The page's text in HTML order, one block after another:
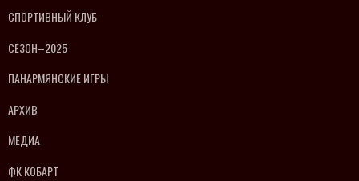
СПОРТИВНЫЙ КЛУБ
СЕЗОН–2025
ПАНАРМЯНСКИЕ ИГРЫ
АРХИВ
МЕДИА
ФК КОБАРТ